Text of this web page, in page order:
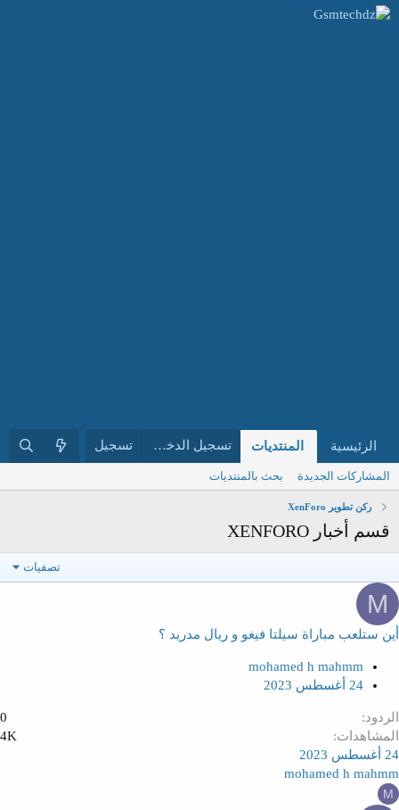
الرئيسية المنتديات ما الجديد مركز الرفع القرآن تسجيل الدخول تسجيل
المشاركات الجديدة بحث بالمنتديات
ركن تطوير XenForo
قسم أخبار XENFORO
تصفيات
M
أين ستلعب مباراة سيلتا فيغو و ريال مدريد ؟
mohamed h mahmm
24 أغسطس 2023
الردود
0
المشاهدات
4K
24 أغسطس 2023
mohamed h mahmm
M